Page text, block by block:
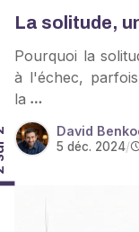
La solitude,
Pourquoi la
à l'échec,
la
David
5 déc. 2024/